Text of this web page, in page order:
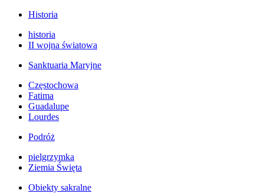
Historia
historia
II wojna światowa
Sanktuaria Maryjne
Częstochowa
Fatima
Guadalupe
Lourdes
Podróż
pielgrzymka
Ziemia Święta
Obiekty sakralne